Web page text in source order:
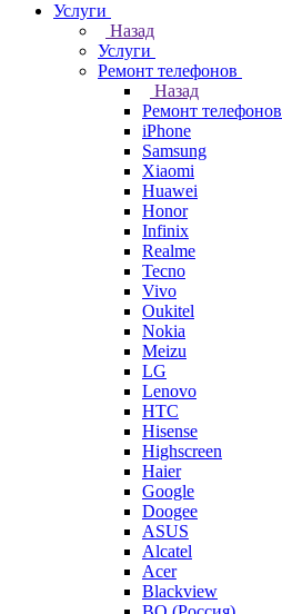
Услуги
Назад
Услуги
Ремонт телефонов
Назад
Ремонт телефонов
iPhone
Samsung
Xiaomi
Huawei
Honor
Infinix
Realme
Tecno
Vivo
Oukitel
Nokia
Meizu
LG
Lenovo
HTC
Hisense
Highscreen
Haier
Google
Doogee
ASUS
Alcatel
Acer
Blackview